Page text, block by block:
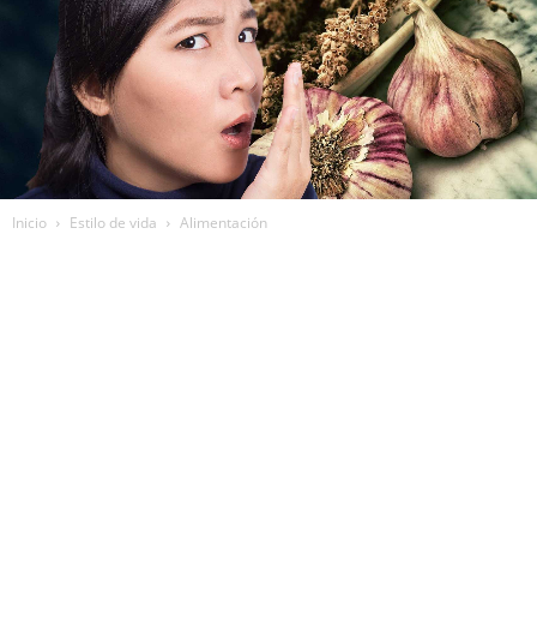
Inicio Estilo de vida Alimentación